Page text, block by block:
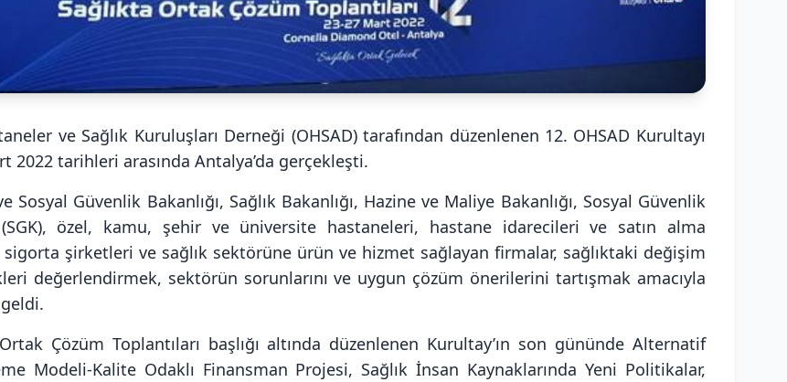
ve Sağlık Kuruluşları Derneği (OHSAD) tarafından düzenlenen 12. OHSAD Kurultayı
2022 tarihleri arasında Antalya’da gerçekleşti.
Sosyal Güvenlik Bakanlığı, Sağlık Bakanlığı, Hazine ve Maliye Bakanlığı, Sosyal Güvenlik
özel, kamu, şehir ve üniversite hastaneleri, hastane idarecileri ve satın alma
şirketleri ve sağlık sektörüne ürün ve hizmet sağlayan firmalar, sağlıktaki değişim
değerlendirmek, sektörün sorunlarını ve uygun çözüm önerilerini tartışmak amacıyla
Çözüm Toplantıları başlığı altında düzenlenen Kurultay’ın son gününde Alternatif
Modeli-Kalite Odaklı Finansman Projesi, Sağlık İnsan Kaynaklarında Yeni Politikalar,